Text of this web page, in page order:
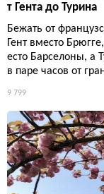
т Гента до Турина
Бежать от
Гент вместо
есто Барселоны, а
в паре часов от
9 799